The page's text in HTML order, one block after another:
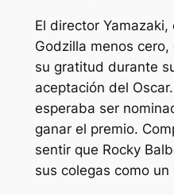
El director
Godzilla menos cero,
su gratitud durante
aceptación del
esperaba ser
ganar el premio.
sentir que Rocky
sus colegas como un